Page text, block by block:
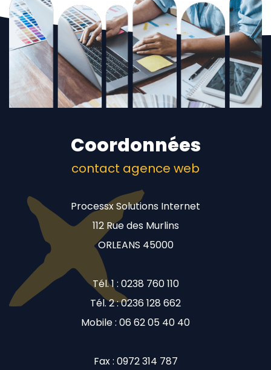
Coordonnées
contact agence web
Processx Solutions Internet
112 Rue des Murlins
ORLEANS 45000
Tél. 1 : 0238 760 110
Tél. 2 : 0236 128 662
Mobile : 06 62 05 40 40
Fax : 0972 314 787